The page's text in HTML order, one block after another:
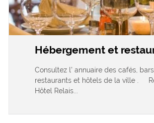
Hébergement et
Consultez l’ annuaire des cafés,
restaurants et hôtels de la ville .
Hôtel Relais...